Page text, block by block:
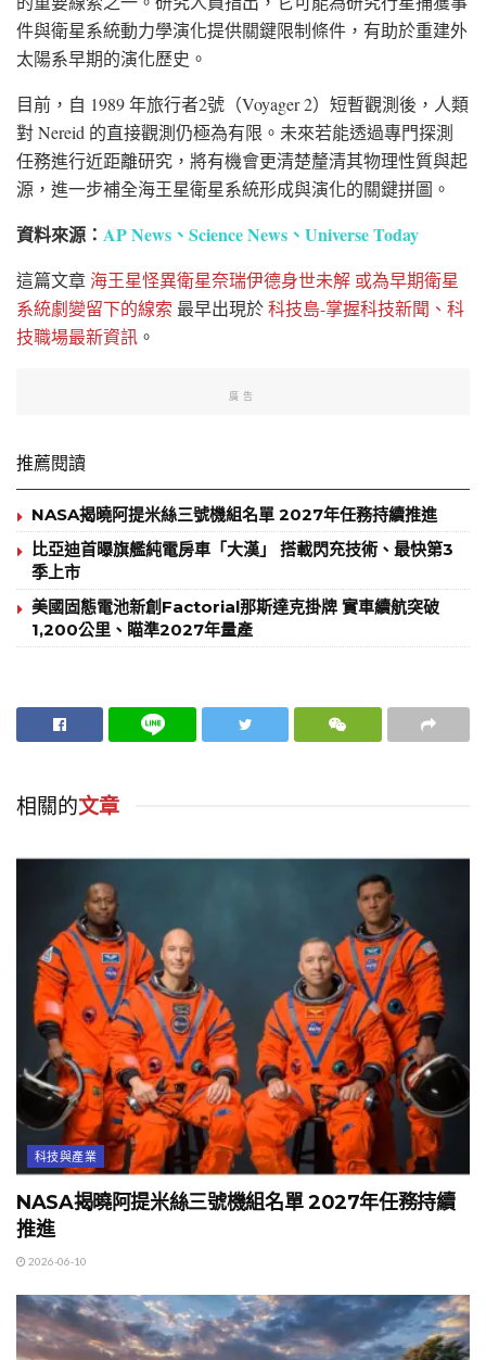
件與衛星系統動力學演化提供關鍵限制條件，有助於重建外
太陽系早期的演化歷史。
目前，自 1989 年旅行者2號（Voyager 2）短暫觀測後，人類
對 Nereid 的直接觀測仍極為有限。未來若能透過專門探測
任務進行近距離研究，將有機會更清楚釐清其物理性質與起
源，進一步補全海王星衛星系統形成與演化的關鍵拼圖。
資料來源： AP News 、 Science News 、 Universe Today
這篇文章 海王星怪異衛星奈瑞伊德身世未解 或為早期衛星
系統劇變留下的線索 最早出現於科技島-掌握科技新聞、科
技職場最新資訊 。
廣告
推薦閱讀
NASA揭曉阿提米絲三號機組名單 2027年任務持續推進
比亞迪首曝旗艦純電房車「大漢」 搭載閃充技術、最快第3
季上市
美國固態電池新創Factorial那斯達克掛牌 實車續航突破
1,200公里、瞄準2027年量產
相關的文章
科技與產業
NASA揭曉阿提米絲三號機組名單 2027年任務持續
推進
2026-06-10